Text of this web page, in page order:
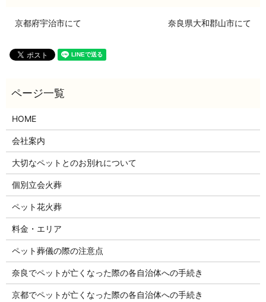
京都府宇治市にて 奈良県大和郡山市にて
HOME
会社案内
大切なペットとのお別れについて
個別立会火葬
ペット花火葬
料金・エリア
ペット葬儀の際の注意点
奈良でペットが亡くなった際の各自治体への手続き
京都でペットが亡くなった際の各自治体への手続き